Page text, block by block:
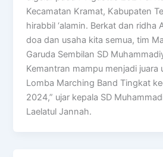
Kecamatan Kramat, Kabupaten
hirabbil ‘alamin. Berkat dan ridha
doa dan usaha kita semua, tim
Garuda Sembilan SD
Kemantran mampu menjadi juara
Lomba Marching Band Tingkat
2024,” ujar kepala SD
Laelatul Jannah.